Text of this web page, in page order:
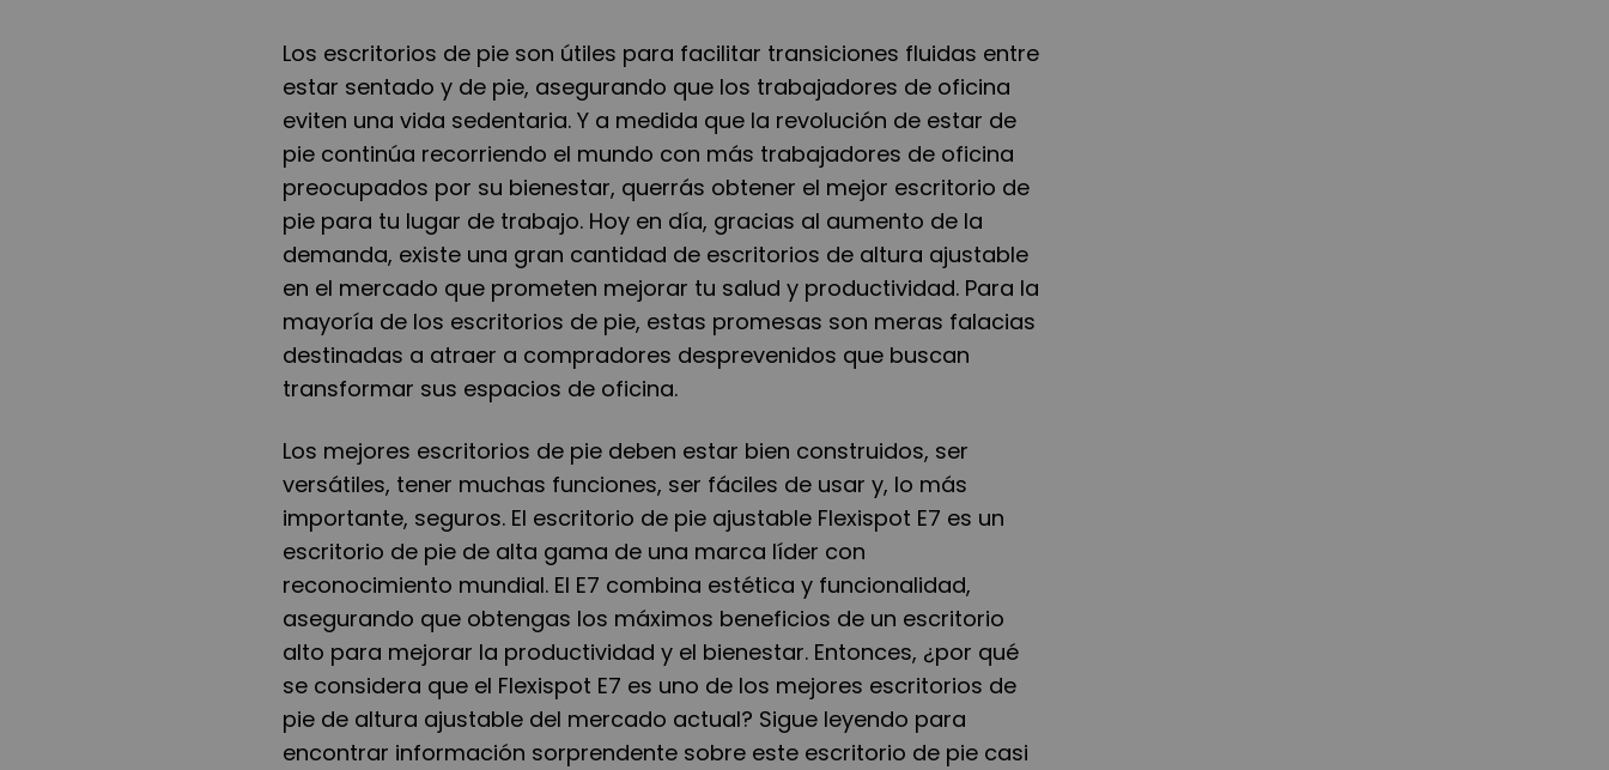
Los escritorios de pie son útiles para facilitar transiciones fluidas entre
estar sentado y de pie, asegurando que los trabajadores de oficina
eviten una vida sedentaria. Y a medida que la revolución de estar de
pie continúa recorriendo el mundo con más trabajadores de oficina
preocupados por su bienestar, querrás obtener el mejor escritorio de
pie para tu lugar de trabajo. Hoy en día, gracias al aumento de la
demanda, existe una gran cantidad de escritorios de altura ajustable
en el mercado que prometen mejorar tu salud y productividad. Para la
mayoría de los escritorios de pie, estas promesas son meras falacias
destinadas a atraer a compradores desprevenidos que buscan
transformar sus espacios de oficina.
Los mejores escritorios de pie deben estar bien construidos, ser
versátiles, tener muchas funciones, ser fáciles de usar y, lo más
importante, seguros. El escritorio de pie ajustable Flexispot E7 es un
escritorio de pie de alta gama de una marca líder con
reconocimiento mundial. El E7 combina estética y funcionalidad,
asegurando que obtengas los máximos beneficios de un escritorio
alto para mejorar la productividad y el bienestar. Entonces, ¿por qué
se considera que el Flexispot E7 es uno de los mejores escritorios de
pie de altura ajustable del mercado actual? Sigue leyendo para
encontrar información sorprendente sobre este escritorio de pie casi